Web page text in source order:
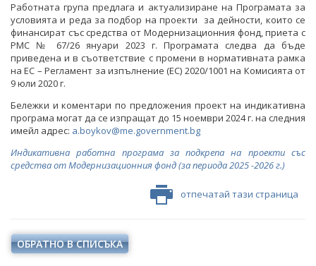
Работната група предлага и актуализиране на Програмата за
условията и реда за подбор на проекти за дейности, които се
финансират със средства от Модернизационния фонд, приета с
РМС № 67/26 януари 2023 г. Програмата следва да бъде
приведена и в съответствие с промени в нормативната рамка
на ЕС – Регламент за изпълнение (ЕС) 2020/1001 на Комисията от
9 юли 2020 г.
Бележки и коментари по предложения проект на индикативна
програма могат да се изпращат до 15 ноември 2024 г. на следния
имейл адрес: a.boykov@me.government.bg
Индикативна работна програма за подкрепа на проекти със
средства от Модернизационния фонд(за периода 2025 -2026 г.)
отпечатай тази страница
ОБРАТНО В СПИСЪКА